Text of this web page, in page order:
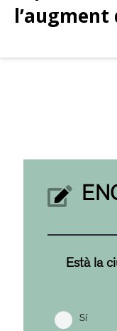
l’augment
Està la
Sí